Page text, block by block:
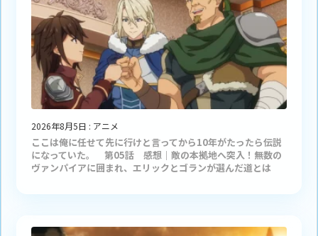
2026年8月5日 : アニメ
ここは俺に任せて先に行けと言ってから10年がたったら伝説
になっていた。 第05話 感想｜敵の本拠地へ突入！無数の
ヴァンパイアに囲まれ、エリックとゴランが選んだ道とは